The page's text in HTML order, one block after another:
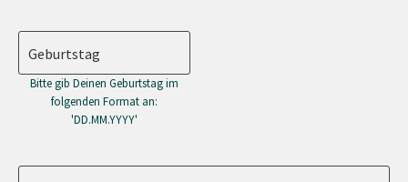
Geburtstag
Bitte gib Deinen Geburtstag im
folgenden Format an:
'DD.MM.YYYY'